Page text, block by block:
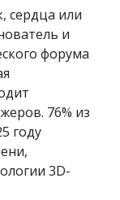
сердца или
и
форума
76% из
году
3D-